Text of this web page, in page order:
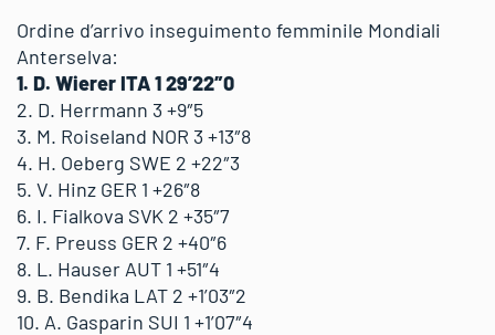
Ordine d’arrivo inseguimento femminile Mondiali
Anterselva:
1. D. Wierer ITA 1 29’22″0
2. D. Herrmann 3 +9″5
3. M. Roiseland NOR 3 +13″8
4. H. Oeberg SWE 2 +22″3
5. V. Hinz GER 1 +26″8
6. I. Fialkova SVK 2 +35″7
7. F. Preuss GER 2 +40″6
8. L. Hauser AUT 1 +51″4
9. B. Bendika LAT 2 +1’03″2
10. A. Gasparin SUI 1 +1’07″4